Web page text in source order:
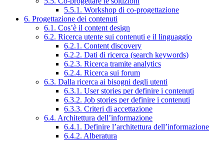
5.5.1. Workshop di co-progettazione
6. Progettazione dei contenuti
6.1. Cos’è il content design
6.2. Ricerca utente sui contenuti e il linguaggio
6.2.1. Content discovery
6.2.2. Dati di ricerca (search keywords)
6.2.3. Ricerca tramite analytics
6.2.4. Ricerca sui forum
6.3. Dalla ricerca ai bisogni degli utenti
6.3.1. User stories per definire i contenuti
6.3.2. Job stories per definire i contenuti
6.3.3. Criteri di accettazione
6.4. Architettura dell’informazione
6.4.1. Definire l’architettura dell’informazione
6.4.2. Alberatura